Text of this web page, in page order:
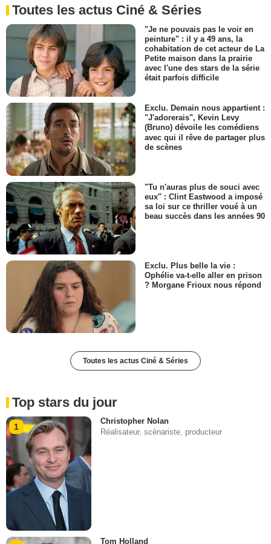
Toutes les actus Ciné & Séries
"Je ne pouvais pas le voir en
peinture" : il y a 49 ans, la
cohabitation de cet acteur de La
Petite maison dans la prairie
avec l'une des stars de la série
était parfois difficile
Exclu. Demain nous appartient :
"J'adorerais", Kevin Levy
(Bruno) dévoile les comédiens
avec qui il rêve de partager plus
de scènes
"Tu n'auras plus de souci avec
eux" : Clint Eastwood a imposé
sa loi sur ce thriller voué à un
beau succès dans les années 90
Exclu. Plus belle la vie :
Ophélie va-t-elle aller en prison
? Morgane Frioux nous répond
Toutes les actus Ciné & Séries
Top stars du jour
1
Christopher Nolan
Réalisateur, scénariste, producteur
Tom Holland